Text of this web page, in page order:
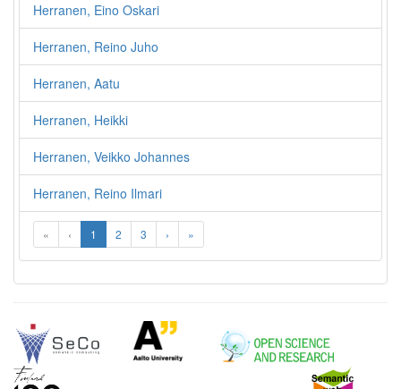
Herranen, Eino Oskari
Herranen, Reino Juho
Herranen, Aatu
Herranen, Heikki
Herranen, Veikko Johannes
Herranen, Reino Ilmari
« ‹ 1 2 3 › »